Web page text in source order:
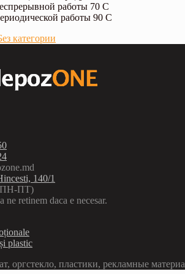
работы 70 C
работы 90 C
категории
140/1
(ПН-ПТ)
ne retinem daca e necesar.
plastic
оргстекло, пластики, рекламные